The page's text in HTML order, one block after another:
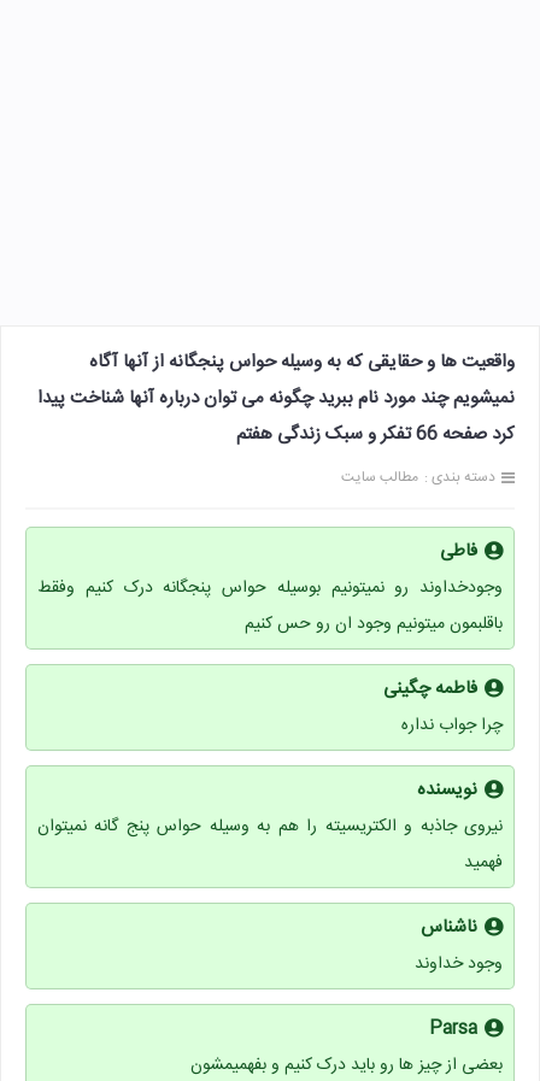
واقعیت ها و حقایقی که به وسیله حواس پنجگانه از آنها آگاه
نمیشویم چند مورد نام ببرید چگونه می توان درباره آنها شناخت پیدا
کرد صفحه 66 تفکر و سبک زندگی هفتم
دسته بندی : مطالب سایت
فاطی
وجودخداوند رو نمیتونیم بوسیله حواس پنجگانه درک کنیم وفقط
باقلبمون میتونیم وجود ان رو حس کنیم
فاطمه چگینی
چرا جواب نداره
نویسنده
نیروی جاذبه و الکتریسیته را هم به وسیله حواس پنج گانه نمیتوان
فهمید
ناشناس
وجود خداوند
Parsa
بعضی از چیز ها رو باید درک کنیم و بفهمیمشون